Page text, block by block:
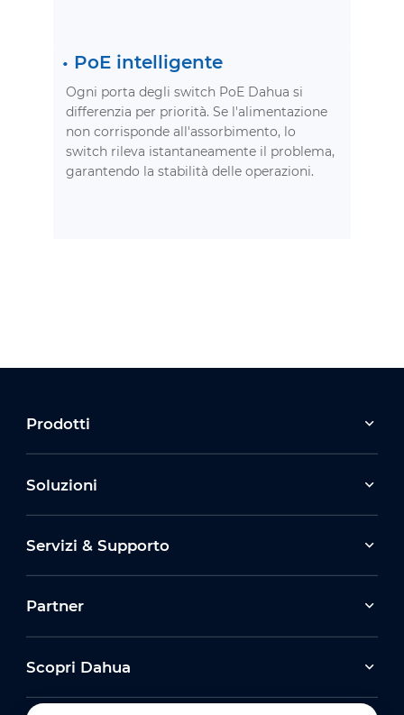
• PoE intelligente
Ogni porta degli switch PoE Dahua si
differenzia per priorità. Se l'alimentazione
non corrisponde all'assorbimento, lo
switch rileva istantaneamente il problema,
garantendo la stabilità delle operazioni.
Prodotti
Soluzioni
Servizi & Supporto
Partner
Scopri Dahua